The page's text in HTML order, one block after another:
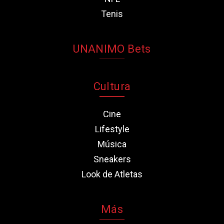
Tenis
UNANIMO Bets
Cultura
Cine
Lifestyle
Música
Sneakers
Look de Atletas
Más